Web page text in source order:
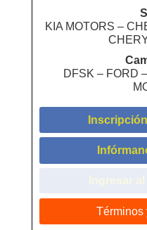
KIA MOTORS –
DFSK – FORD
Términos